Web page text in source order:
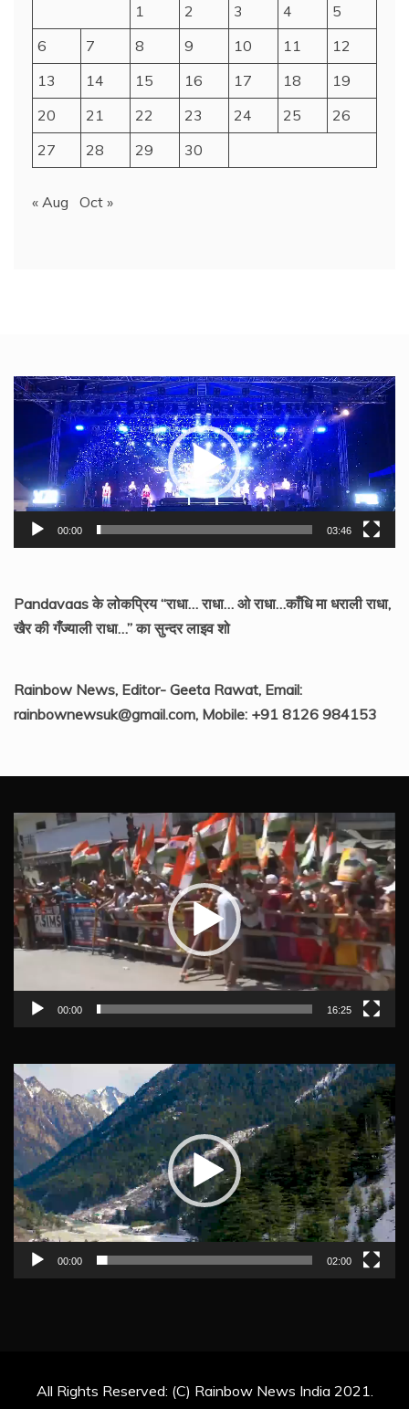
1
2 3 4
5
6
7 8 9 10 11
12
13
14 15 16 17 18
19
20
21 22 23 24 25
26
27
28 29 30
« Aug Oct »
Video
Player
00:00 03:46
Pandavaas के लोकप्रिय “राधा… राधा… ओ राधा…काँधि मा धराली राधा,
खैर की गँज्याली राधा…” का सुन्दर लाइव शो
Rainbow News, Editor- Geeta Rawat, Email:
rainbownewsuk@gmail.com, Mobile: +91 8126 984153
Video
Player
00:00 16:25
Video
Player
00:00 02:00
All Rights Reserved: (C) Rainbow News India 2021.